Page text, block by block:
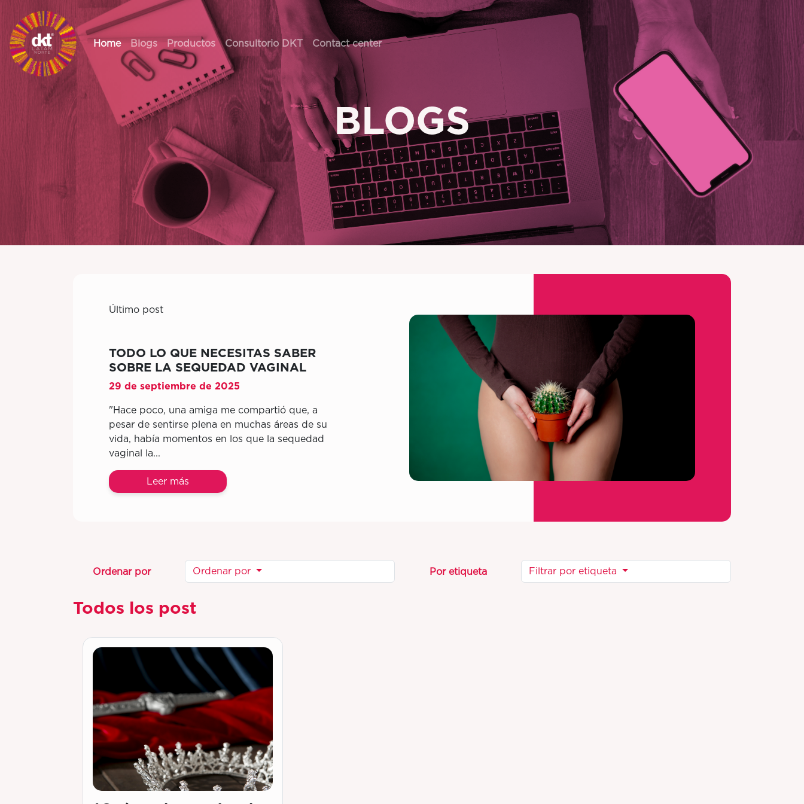
Home Blogs Productos Consultorio DKT Contact center
BLOGS
Último post
TODO LO QUE NECESITAS SABER
SOBRE LA SEQUEDAD VAGINAL
29 de septiembre de 2025
"Hace poco, una amiga me compartió que, a
pesar de sentirse plena en muchas áreas de su
vida, había momentos en los que la sequedad
vaginal la...
Leer más
Ordenar por Ordenar por Por etiqueta Filtrar por etiqueta
Todos los post